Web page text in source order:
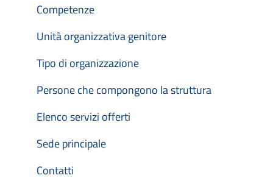
Competenze
Unità organizzativa genitore
Tipo di organizzazione
Persone che compongono la struttura
Elenco servizi offerti
Sede principale
Contatti